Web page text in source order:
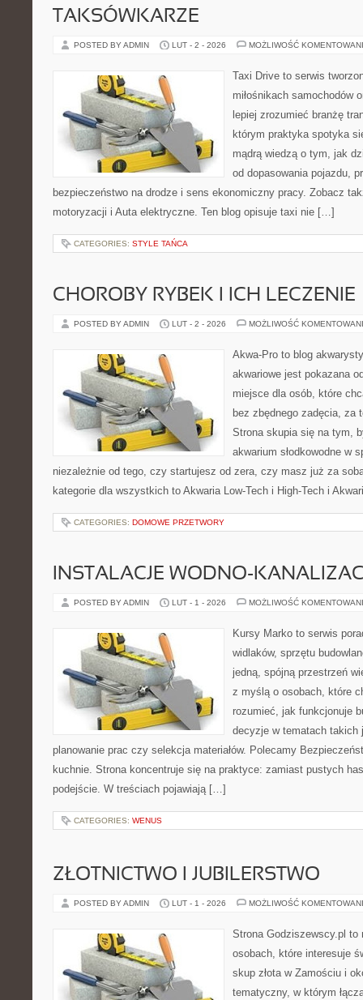
TAKSÓWKARZE
POSTED BY ADMIN LUT - 2 - 2026 MOŻLIWOŚĆ
Taxi Drive to serwis
miłośnikach samochodów
lepiej zrozumieć branżę
którym praktyka spotyka
mądrą wiedzą o tym, jak
od dopasowania pojazdu,
bezpieczeństwo na drodze i sens ekonomiczny pracy. Zobacz
motoryzacji i Auta elektryczne. Ten blog opisuje taxi nie […]
CATEGORIES: STYLE TAŃCA
CHOROBY RYBEK I ICH LECZENIE
POSTED BY ADMIN LUT - 2 - 2026 MOŻLIWOŚĆ
Akwa-Pro to blog
akwariowe jest pokazana
miejsce dla osób, które
bez zbędnego zadęcia, za
Strona skupia się na tym,
akwarium słodkowodne w
niezależnie od tego, czy startujesz od zera, czy masz już za
kategorie dla wszystkich to Akwaria Low-Tech i High-Tech i
CATEGORIES: DOMOWE PRZETWORY
INSTALACJE WODNO-
POSTED BY ADMIN LUT - 1 - 2026 MOŻLIWOŚĆ
Kursy Marko to serwis
widlaków, sprzętu
jedną, spójną przestrzeń
z myślą o osobach, które
rozumieć, jak funkcjonuje
decyzje w tematach takich
planowanie prac czy selekcja materiałów. Polecamy
kuchnie. Strona koncentruje się na praktyce: zamiast pustych
podejście. W treściach pojawiają […]
CATEGORIES: WENUS
ZŁOTNICTWO I JUBILERSTWO
POSTED BY ADMIN LUT - 1 - 2026 MOŻLIWOŚĆ
Strona Godziszewscy.pl
osobach, które interesuje
skup złota w Zamościu i
tematyczny, w którym